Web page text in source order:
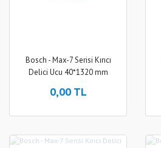
Bosch - Max-7 Serisi Kırıcı
Delici Ucu 40*1320 mm
0,00 TL